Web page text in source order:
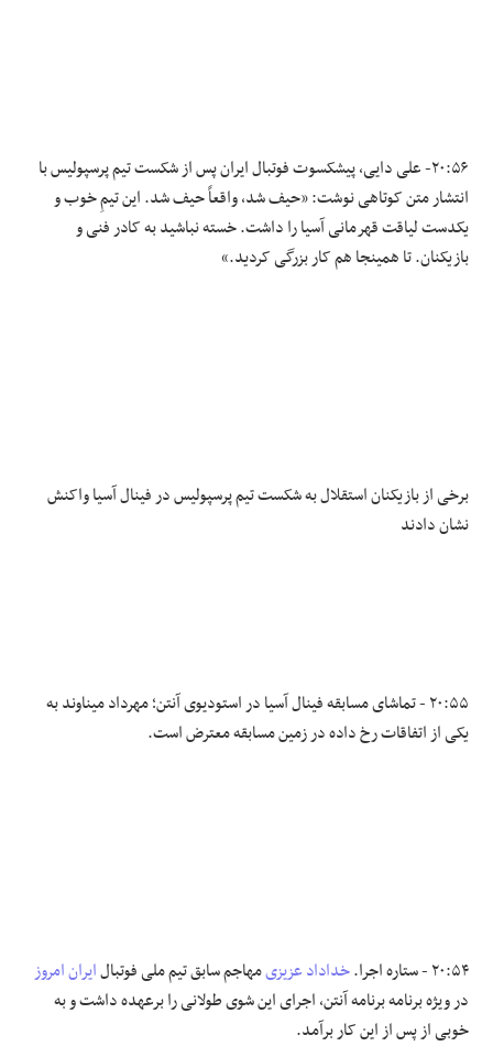
۲۰:۵۶- علی دایی، پیشکسوت فوتبال ایران پس از شکست تیم پرسپولیس با
انتشار متن کوتاهی نوشت: «حیف شد، واقعاً حیف شد. این تیمِ خوب و
یکدست لیاقت قهرمانی آسیا را داشت. خسته نباشید به کادر فنی و
بازیکنان. تا همینجا هم کار بزرگی کردید.»
برخی از بازیکنان استقلال به شکست تیم پرسپولیس در فینال آسیا واکنش
نشان دادند
۲۰:۵۵ - تماشای مسابقه فینال آسیا در استودیوی آنتن؛ مهرداد میناوند به
یکی از اتفاقات رخ داده در زمین مسابقه معترض است.
۲۰:۵۴ - ستاره اجرا. خداداد عزیزیمهاجم سابق تیم ملی فوتبالایران امروز
در ویژه برنامه برنامه آنتن، اجرای این شوی طولانی را برعهده داشت و به
خوبی از پس از این کار برآمد.